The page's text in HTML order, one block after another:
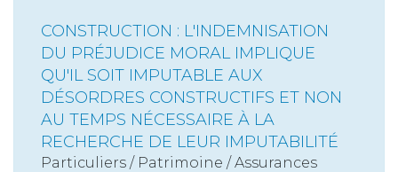
CONSTRUCTION : L'INDEMNISATION
DU PRÉJUDICE MORAL IMPLIQUE
QU'IL SOIT IMPUTABLE AUX
DÉSORDRES CONSTRUCTIFS ET NON
AU TEMPS NÉCESSAIRE À LA
RECHERCHE DE LEUR IMPUTABILITÉ
Particuliers / Patrimoine /Assurances